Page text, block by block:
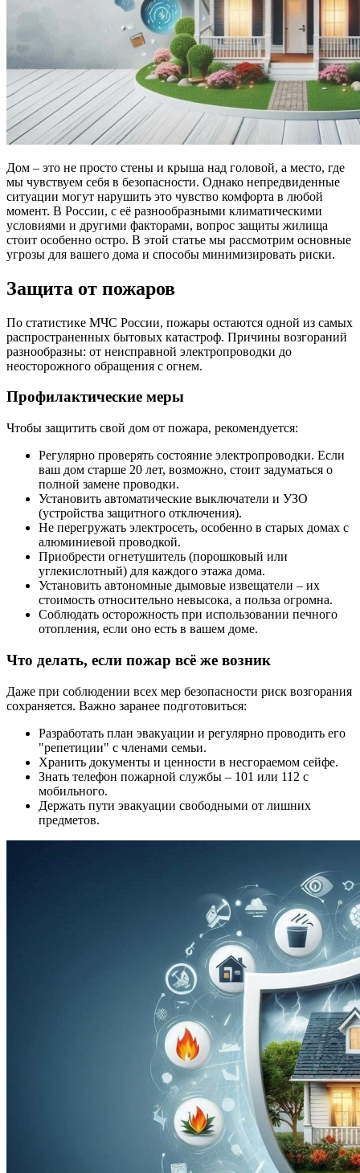
Дом – это не просто стены и крыша над головой, а место, где
мы чувствуем себя в безопасности. Однако непредвиденные
ситуации могут нарушить это чувство комфорта в любой
момент. В России, с её разнообразными климатическими
условиями и другими факторами, вопрос защиты жилища
стоит особенно остро. В этой статье мы рассмотрим основные
угрозы для вашего дома и способы минимизировать риски.
Защита от пожаров
По статистике МЧС России, пожары остаются одной из самых
распространенных бытовых катастроф. Причины возгораний
разнообразны: от неисправной электропроводки до
неосторожного обращения с огнем.
Профилактические меры
Чтобы защитить свой дом от пожара, рекомендуется:
Регулярно проверять состояние электропроводки. Если
ваш дом старше 20 лет, возможно, стоит задуматься о
полной замене проводки.
Установить автоматические выключатели и УЗО
(устройства защитного отключения).
Не перегружать электросеть, особенно в старых домах с
алюминиевой проводкой.
Приобрести огнетушитель (порошковый или
углекислотный) для каждого этажа дома.
Установить автономные дымовые извещатели – их
стоимость относительно невысока, а польза огромна.
Соблюдать осторожность при использовании печного
отопления, если оно есть в вашем доме.
Что делать, если пожар всё же возник
Даже при соблюдении всех мер безопасности риск возгорания
сохраняется. Важно заранее подготовиться:
Разработать план эвакуации и регулярно проводить его
"репетиции" с членами семьи.
Хранить документы и ценности в несгораемом сейфе.
Знать телефон пожарной службы – 101 или 112 с
мобильного.
Держать пути эвакуации свободными от лишних
предметов.